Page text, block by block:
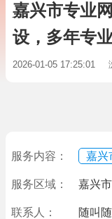
嘉兴市专业
设，多年专
2026-01-05 17:25:01
服务内容： 嘉兴
服务区域： 嘉兴市
联系人： 随叫